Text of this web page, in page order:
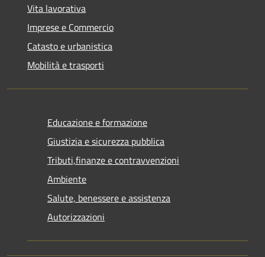
Vita lavorativa
Imprese e Commercio
Catasto e urbanistica
Mobilità e trasporti
Educazione e formazione
Giustizia e sicurezza pubblica
Tributi,finanze e contravvenzioni
Ambiente
Salute, benessere e assistenza
Autorizzazioni